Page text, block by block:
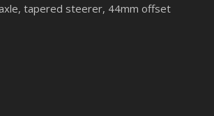
tapered steerer, 44mm offset